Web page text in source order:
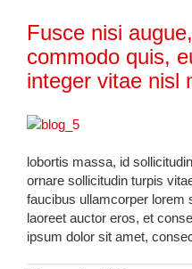
Fusce nisi
commodo quis,
integer vitae nisl
lobortis massa, id
ornare sollicitudin turpis
faucibus ullamcorper lorem
laoreet auctor eros, et
ipsum dolor sit amet,